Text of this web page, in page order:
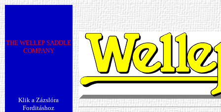
THE WELLEP SADDLE
COMPANY
Klik a Zázslóra
Forditáshoz